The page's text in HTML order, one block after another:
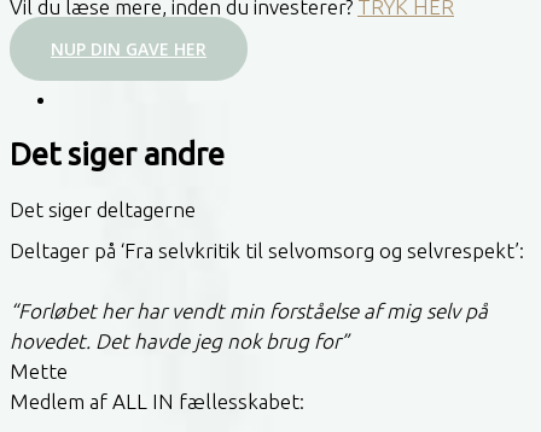
Vil du læse mere, inden du investerer? TRYK HER
NUP DIN GAVE HER
Det siger andre
Det siger deltagerne
Deltager på ‘Fra selvkritik til selvomsorg og selvrespekt’:
“Forløbet her har vendt min forståelse af mig selv på
hovedet. Det havde jeg nok brug for”
Mette
Medlem af ALL IN fællesskabet: